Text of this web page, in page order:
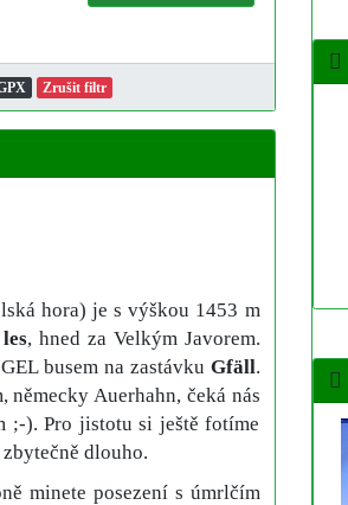
Zrušit filtr
hora) je s výškou 1453 m
, hned za Velkým Javorem.
busem na zastávku Gfäll.
německy Auerhahn, čeká nás
;-). Pro jistotu si ještě fotíme
dlouho.
minete posezení s úmrlčím